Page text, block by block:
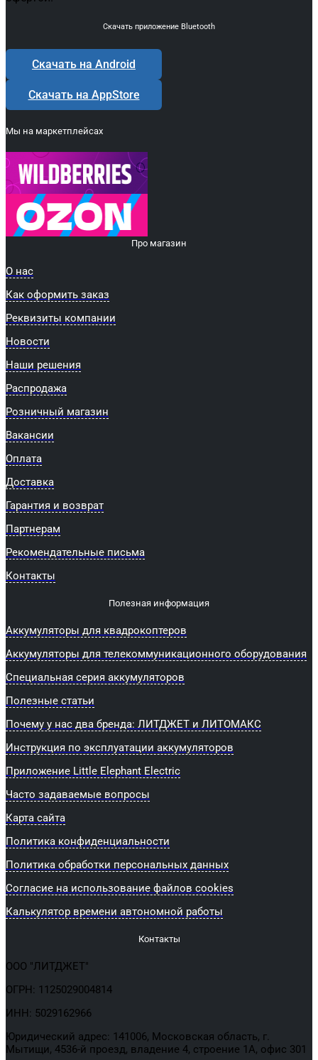
Скачать приложение Bluetooth
Скачать на Android
Скачать на AppStore
Мы на маркетплейсах
Про магазин
О нас
Как оформить заказ
Реквизиты компании
Новости
Наши решения
Распродажа
Розничный магазин
Вакансии
Оплата
Доставка
Гарантия и возврат
Партнерам
Рекомендательные письма
Контакты
Полезная информация
Аккумуляторы для квадрокоптеров
Аккумуляторы для телекоммуникационного оборудования
Специальная серия аккумуляторов
Полезные статьи
Почему у нас два бренда: ЛИТДЖЕТ и ЛИТОМАКС
Инструкция по эксплуатации аккумуляторов
Приложение Little Elephant Electric
Часто задаваемые вопросы
Карта сайта
Политика конфиденциальности
Политика обработки персональных данных
Согласие на использование файлов cookies
Калькулятор времени автономной работы
Контакты
ООО "ЛИТДЖЕТ"
ОГРН: 1125029004814
ИНН: 5029162966
Юридический адрес: 141006, Московская область, г.
Мытищи, 4536-й проезд, владение 4, строение 1А, офис 301